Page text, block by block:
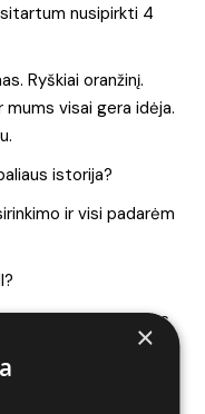
nusipirkti 4
Ryškiai oranžinį.
mums visai gera idėja.
istorija?
ir visi padarėm
bet nėra didelės
mano gyvenimo×